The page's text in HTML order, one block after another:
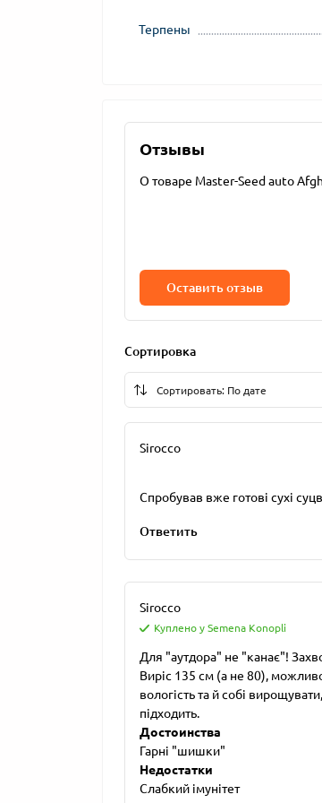
Терпены
Отзывы
О товаре Master-Seed auto
Оставить отзыв
Сортировка
Sirocco
Спробував вже готові сухі
Ответить
Sirocco
Куплено у Semena Konopli
Для "аутдора" не "канає"!
Виріс 135 см (а не 80),
вологість та й собі
підходить.
Достоинства
Гарні "шишки"
Недостатки
Слабкий імунітет